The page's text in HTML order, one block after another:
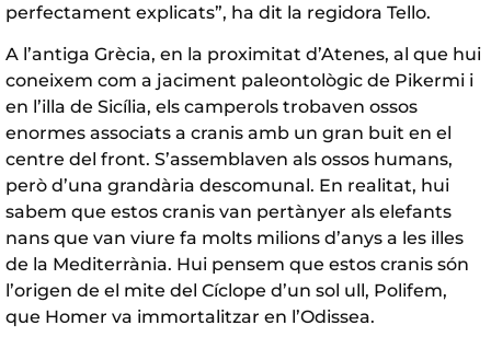
perfectament explicats”, ha dit la regidora Tello.
A l’antiga Grècia, en la proximitat d’Atenes, al que hui
coneixem com a jaciment paleontològic de Pikermi i
en l’illa de Sicília, els camperols trobaven ossos
enormes associats a cranis amb un gran buit en el
centre del front. S’assemblaven als ossos humans,
però d’una grandària descomunal. En realitat, hui
sabem que estos cranis van pertànyer als elefants
nans que van viure fa molts milions d’anys a les illes
de la Mediterrània. Hui pensem que estos cranis són
l’origen de el mite del Cíclope d’un sol ull, Polifem,
que Homer va immortalitzar en l’Odissea.